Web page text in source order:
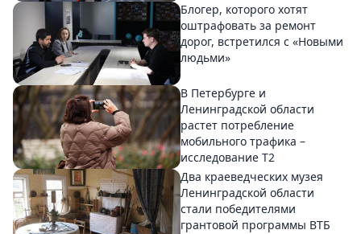
Блогер, которого хотят
оштрафовать за ремонт
дорог, встретился с «Новыми
людьми»
В Петербурге и
Ленинградской области
растет потребление
мобильного трафика –
исследование T2
Два краеведческих музея
Ленинградской области
стали победителями
грантовой программы ВТБ